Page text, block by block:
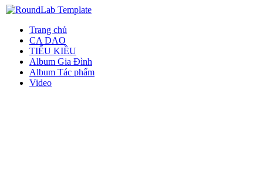
Trang chủ
CA DAO
TIỂU KIỀU
Album Gia Đình
Album Tác phẩm
Video